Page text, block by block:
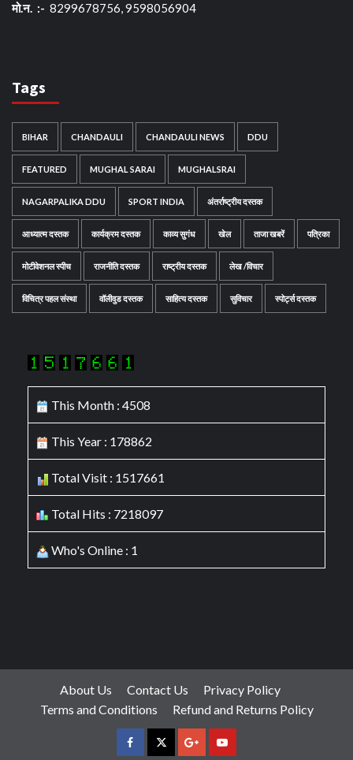
मो.न. :- 8299678756, 9598056904
Tags
BIHAR CHANDAULI CHANDAULI NEWS DDU
FEATURED MUGHAL SARAI MUGHALSRAI
NAGARPALIKA DDU SPORT INDIA अंतर्राष्ट्रीय दस्तक
आध्यात्म दस्तक कार्यक्रम दस्तक काव्य सुगंध खेल ताजा खबरें पत्रिका
मोटीवेशनल स्पीच राजनीति दस्तक राष्ट्रीय दस्तक लेख /विचार
विचित्र पहल संस्था वॉलीवुड दस्तक साहित्य दस्तक सुविचार स्पोर्ट्स दस्तक
This Month : 4508
This Year : 178862
Total Visit : 1517661
Total Hits : 7218097
Who's Online : 1
About Us Contact Us
Privacy Policy
Terms and Conditions
Refund and Returns Policy
facebookTwitterGoogleYouTube